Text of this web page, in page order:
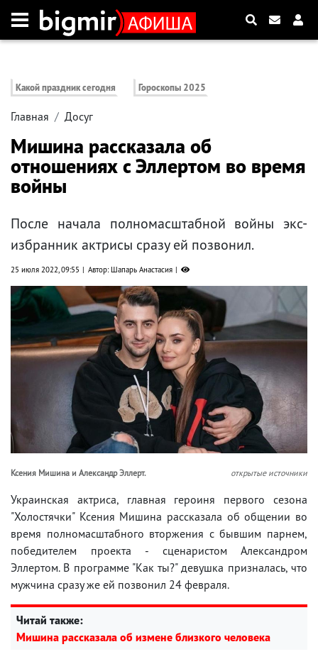
Какой праздник сегодня Гороскопы 2025
Главная Досуг
Мишина рассказала об
отношениях с Эллертом во время
войны
После начала полномасштабной войны экс-
избранник актрисы сразу ей позвонил.
25 июля 2022, 09:55 Автор: Шапарь Анастасия
Ксения Мишина и Александр Эллерт. открытые источники
Украинская актриса, главная героиня первого сезона
"Холостячки" Ксения Мишина рассказала об общении во
время полномасштабного вторжения с бывшим парнем,
победителем проекта - сценаристом Александром
Эллертом. В программе "Как ты?" девушка призналась, что
мужчина сразу же ей позвонил 24 февраля.
Читай также:
Мишина рассказала об измене близкого человека